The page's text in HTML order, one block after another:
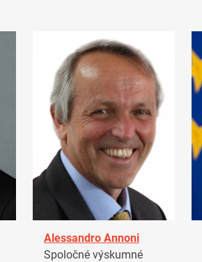
Alessandro Annoni
Spoločné výskumné